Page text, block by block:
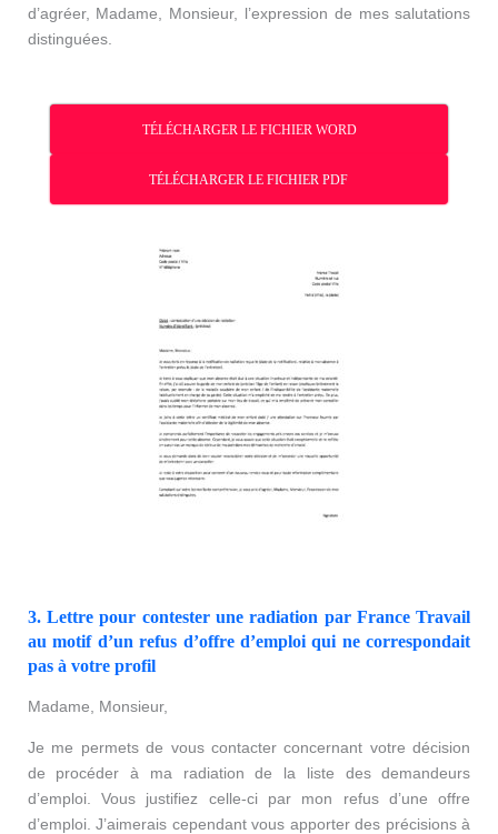
d’agréer, Madame, Monsieur, l’expression de mes salutations
distinguées.
TÉLÉCHARGER LE FICHIER WORD
TÉLÉCHARGER LE FICHIER PDF
3. Lettre pour contester une radiation par France Travail
au motif d’un refus d’offre d’emploi qui ne correspondait
pas à votre profil
Madame, Monsieur,
Je me permets de vous contacter concernant votre décision
de procéder à ma radiation de la liste des demandeurs
d’emploi. Vous justifiez celle-ci par mon refus d’une offre
d’emploi. J’aimerais cependant vous apporter des précisions à